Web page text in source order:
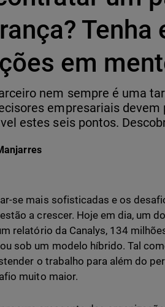
Tenha
em
nem sempre é uma
empresariais devem
estes seis pontos.
on Reddit
se mais sofisticadas e os
a crescer. Hoje em dia, um
relatório da Canalys, 134
sob um modelo híbrido. Tal
o trabalho para além do
muito maior.